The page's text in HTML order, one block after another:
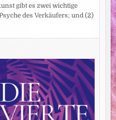
gibt es zwei wichtige
des Verkäufers; und (2)